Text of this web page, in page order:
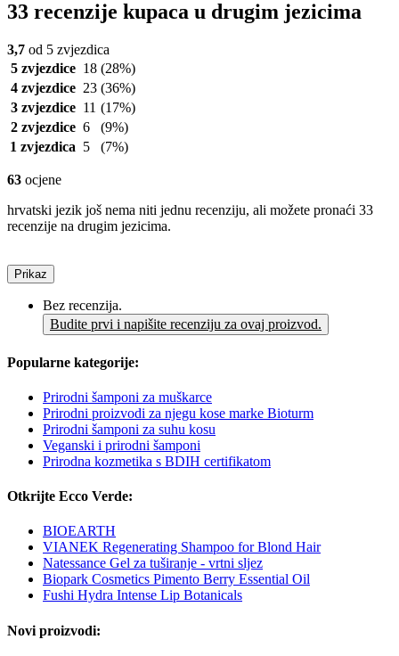
33 recenzije kupaca u drugim jezicima
3,7 od 5 zvjezdica
5 zvjezdice 18 (28%)
4 zvjezdice 23 (36%)
3 zvjezdice 11 (17%)
2 zvjezdice 6
(9%)
1 zvjezdica 5 (7%)
63 ocjene
hrvatski jezik još nema niti jednu recenziju, ali možete pronaći 33
recenzije na drugim jezicima.
Prikaz
Bez recenzija.
Budite prvi i napišite recenziju za ovaj proizvod.
Popularne kategorije:
Prirodni šamponi za muškarce
Prirodni proizvodi za njegu kose marke Bioturm
Prirodni šamponi za suhu kosu
Veganski i prirodni šamponi
Prirodna kozmetika s BDIH certifikatom
Otkrijte Ecco Verde:
BIOEARTH
VIANEK Regenerating Shampoo for Blond Hair
Natessance Gel za tuširanje - vrtni sljez
Biopark Cosmetics Pimento Berry Essential Oil
Fushi Hydra Intense Lip Botanicals
Novi proizvodi: